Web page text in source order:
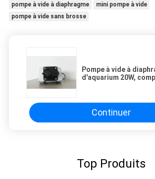
pompe à vide à diaphragme
mini pompe à vide
pompe à vide sans brosse
Pompe à vide à
d'aquarium 20W,
Continuer
Top Produits